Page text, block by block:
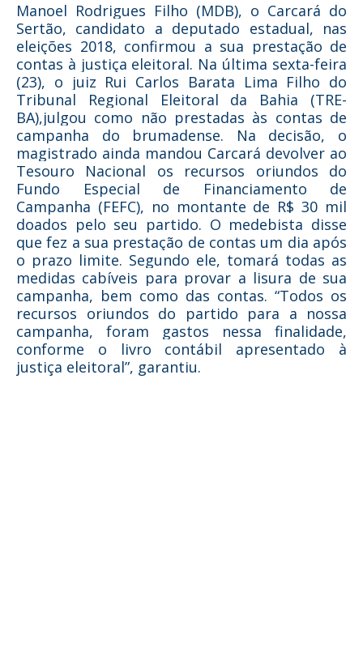
Manoel Rodrigues Filho (MDB), o Carcará do
Sertão, candidato a deputado estadual, nas
eleições 2018, confirmou a sua prestação de
contas à justiça eleitoral. Na última sexta-feira
(23), o juiz Rui Carlos Barata Lima Filho do
Tribunal Regional Eleitoral da Bahia (TRE-
BA),julgou como não prestadas às contas de
campanha do brumadense. Na decisão, o
magistrado ainda mandou Carcará devolver ao
Tesouro Nacional os recursos oriundos do
Fundo Especial de Financiamento de
Campanha (FEFC), no montante de R$ 30 mil
doados pelo seu partido. O medebista disse
que fez a sua prestação de contas um dia após
o prazo limite. Segundo ele, tomará todas as
medidas cabíveis para provar a lisura de sua
campanha, bem como das contas. “Todos os
recursos oriundos do partido para a nossa
campanha, foram gastos nessa finalidade,
conforme o livro contábil apresentado à
justiça eleitoral”, garantiu.